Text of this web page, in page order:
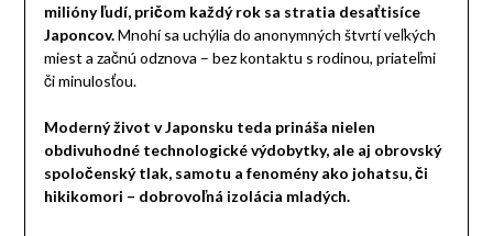
milióny ľudí, pričom každý rok sa stratia desaťtisíce
Japoncov.Mnohí sa uchýlia do anonymných štvrtí veľkých
miest a začnú odznova – bez kontaktu s rodinou, priateľmi
či minulosťou.
Moderný život v Japonsku teda prináša nielen
obdivuhodné technologické výdobytky, ale aj obrovský
spoločenský tlak, samotu a fenomény ako johatsu, či
hikikomori – dobrovoľná izolácia mladých.